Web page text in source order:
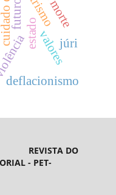
estado
futuro
valores
deflacionismo
júri
REVISTA DO
- PET-